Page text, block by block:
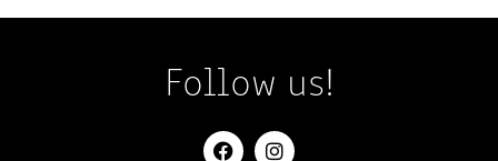
Follow us!